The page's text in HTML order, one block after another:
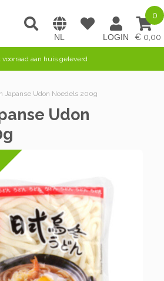
0,00
0
voorraad aan huis geleverd
Japanse Udon Noedels 200g
Udon